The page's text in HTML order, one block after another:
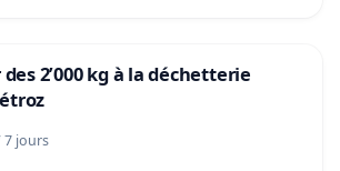
2’000 kg à la déchetterie
7 jours